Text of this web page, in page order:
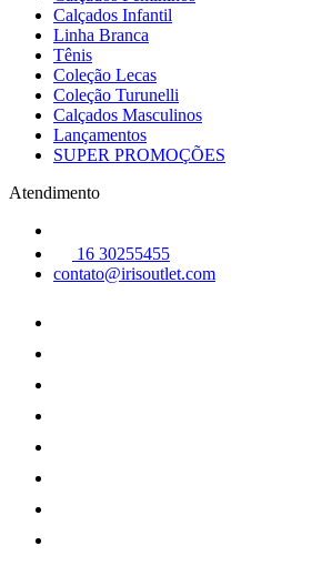
Calçados Infantil
Linha Branca
Tênis
Coleção Lecas
Coleção Turunelli
Calçados Masculinos
Lançamentos
SUPER PROMOÇÕES
Atendimento
16 30255455
contato@irisoutlet.com